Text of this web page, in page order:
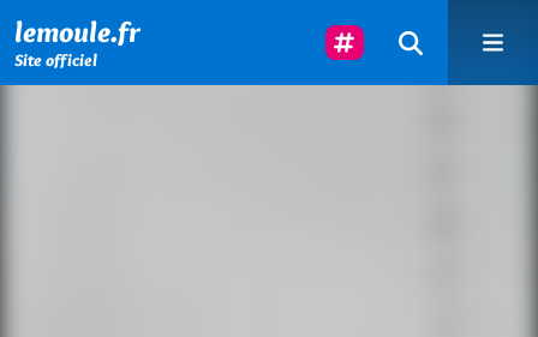
lemoule.fr
Site officiel
Suivez-Nous